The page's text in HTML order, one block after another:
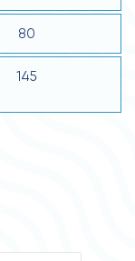
80
145